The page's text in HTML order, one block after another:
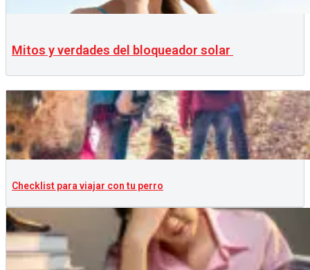
Mitos y verdades del bloqueador solar
Checklist para viajar con tu perro